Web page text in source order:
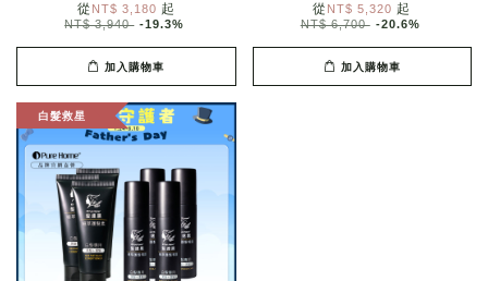
從 NT$ 3,180 起
NT$ 3,940 -19.3%
加入購物車
從 NT$ 5,320 起
NT$ 6,700 -20.6%
加入購物車
白髮救星